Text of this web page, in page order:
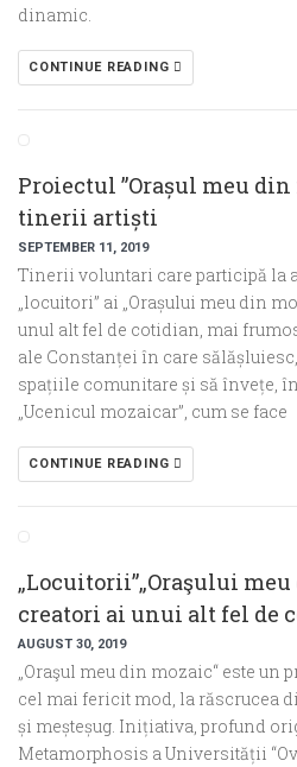
dinamic.
CONTINUE READING
Proiectul ”Orașul meu din
tinerii artiști
SEPTEMBER 11, 2019
Tinerii voluntari care participă la
„locuitori” ai „Orașului meu din
unul alt fel de cotidian, mai
ale Constanței în care
spațiile comunitare și să învețe,
„Ucenicul mozaicar”, cum se face
CONTINUE READING
„Locuitorii”„Oraşului
creatori ai unui alt fel de
AUGUST 30, 2019
„Oraşul meu din mozaic“ este un
cel mai fericit mod, la răscrucea
și meșteșug. Inițiativa, profund
Metamorphosis a Universității